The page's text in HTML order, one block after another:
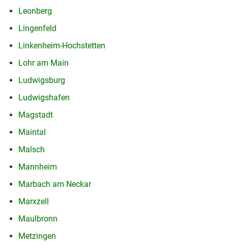
Leonberg
Lingenfeld
Linkenheim-Hochstetten
Lohr am Main
Ludwigsburg
Ludwigshafen
Magstadt
Maintal
Malsch
Mannheim
Marbach am Neckar
Marxzell
Maulbronn
Metzingen